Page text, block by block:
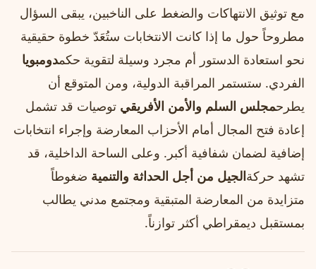
مع توثيق الانتهاكات والضغط على الناخبين، يبقى السؤال
مطروحاً حول ما إذا كانت الانتخابات ستُعَدّ خطوة حقيقية
نحو استعادة الدستور أم مجرد وسيلة لتقوية حكمدومبويا
الفردي. ستستمر المراقبة الدولية، ومن المتوقع أن
يطرحمجلس السلم والأمن الأفريقي توصيات قد تشمل
إعادة فتح المجال أمام الأحزاب المعارضة وإجراء انتخابات
إضافية لضمان شفافية أكبر. وعلى الساحة الداخلية، قد
تشهد حركةالجيل من أجل الحداثة والتنمية ضغوطاً
متزايدة من المعارضة المتبقية ومجتمع مدني يطالب
بمستقبل ديمقراطي أكثر توازناً.